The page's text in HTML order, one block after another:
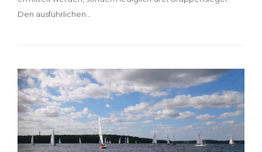
Den ausführlichen…